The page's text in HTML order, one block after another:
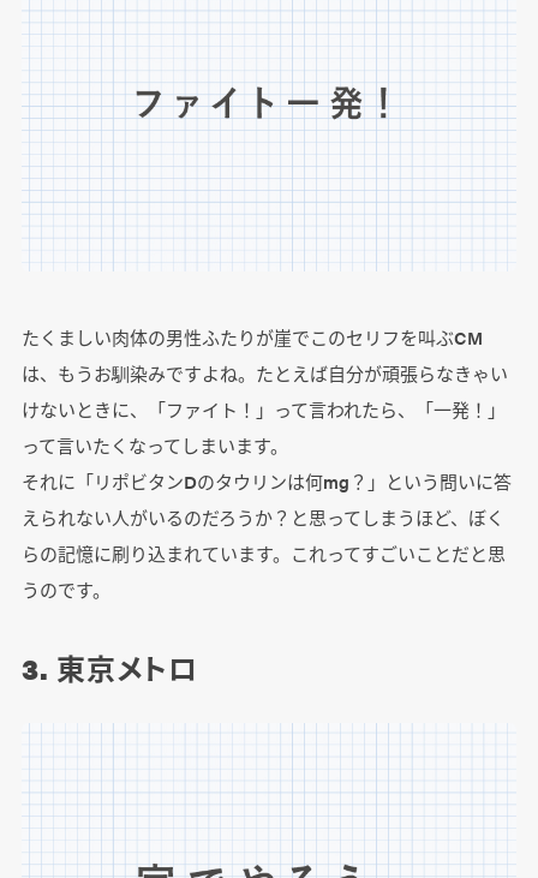
たくましい肉体の男性ふたりが崖でこのセリフを叫ぶCM
は、もうお馴染みですよね。たとえば自分が頑張らなきゃい
けないときに、「ファイト！」って言われたら、「一発！」
って言いたくなってしまいます。
それに「リポビタンDのタウリンは何mg？」という問いに答
えられない人がいるのだろうか？と思ってしまうほど、ぼく
らの記憶に刷り込まれています。これってすごいことだと思
うのです。
3. 東京メトロ